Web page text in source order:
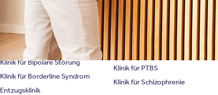
Klinik für Burnout
Klinik für Angststörung
Klinik für Zwangsstörung
Klinik für Persönlichkeitsstörung
Klinik für Bipolare Störung
Klinik für Borderline Syndrom
Entzugsklinik
Klinik für Erschöpfung
Klinik für Essstörung
Klinik für Mediensucht
Klinik für Psychose
Klinik für PTBS
Klinik für Schizophrenie